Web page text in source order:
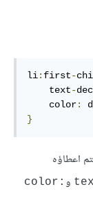
li: first-
    text
-
    color
:
}
اعطاؤه
و color: